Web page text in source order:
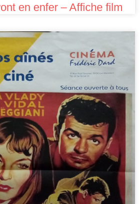
en enfer – Affiche film